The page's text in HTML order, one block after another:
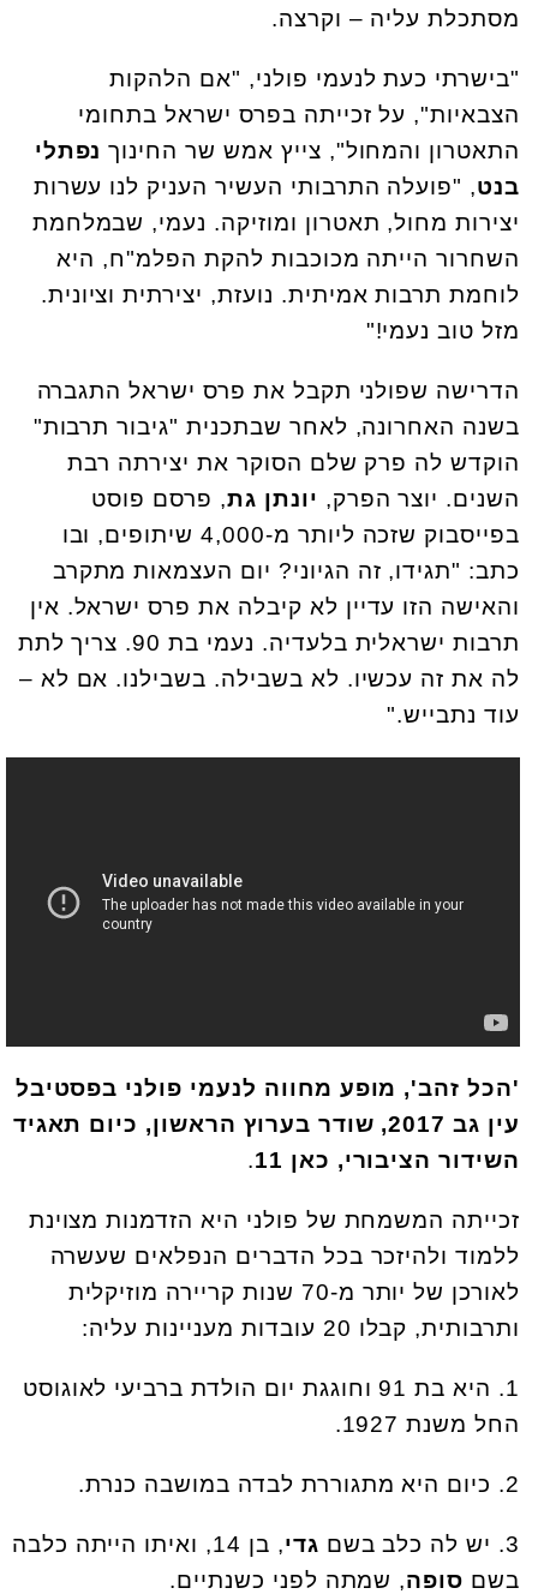
מסתכלת עליה – וקרצה.
"בישרתי כעת לנעמי פולני, "אם הלהקות
הצבאיות", על זכייתה בפרס ישראל בתחומי
התאטרון והמחול", צייץ אמש שר החינוך נפתלי
בנט, "פועלה התרבותי העשיר העניק לנו עשרות
יצירות מחול, תאטרון ומוזיקה. נעמי, שבמלחמת
השחרור הייתה מכוכבות להקת הפלמ"ח, היא
לוחמת תרבות אמיתית. נועזת, יצירתית וציונית.
מזל טוב נעמי!"
הדרישה שפולני תקבל את פרס ישראל התגברה
בשנה האחרונה, לאחר שבתכנית "גיבור תרבות"
הוקדש לה פרק שלם הסוקר את יצירתה רבת
השנים. יוצר הפרק, יונתן גת, פרסם פוסט
בפייסבוק שזכה ליותר מ-4,000 שיתופים, ובו
כתב: "תגידו, זה הגיוני? יום העצמאות מתקרב
והאישה הזו עדיין לא קיבלה את פרס ישראל. אין
תרבות ישראלית בלעדיה. נעמי בת 90. צריך לתת
לה את זה עכשיו. לא בשבילה. בשבילנו. אם לא –
עוד נתבייש."
'הכל זהב', מופע מחווה לנעמי פולני בפסטיבל
עין גב 2017, שודר בערוץ הראשון, כיום תאגיד
השידור הציבורי, כאן 11
.
זכייתה המשמחת של פולני היא הזדמנות מצוינת
ללמוד ולהיזכר בכל הדברים הנפלאים שעשרה
לאורכן של יותר מ-70 שנות קריירה מוזיקלית
ותרבותית, קבלו 20 עובדות מעניינות עליה:
1. היא בת 91 וחוגגת יום הולדת ברביעי לאוגוסט
החל משנת 1927.
2. כיום היא מתגוררת לבדה במושבה כנרת.
3. יש לה כלב בשם גדי
, בן 14, ואיתו הייתה כלבה
בשם סופה, שמתה לפני כשנתיים.